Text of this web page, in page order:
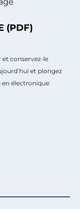
(PDF)
conservez-le
et plongez
en électronique